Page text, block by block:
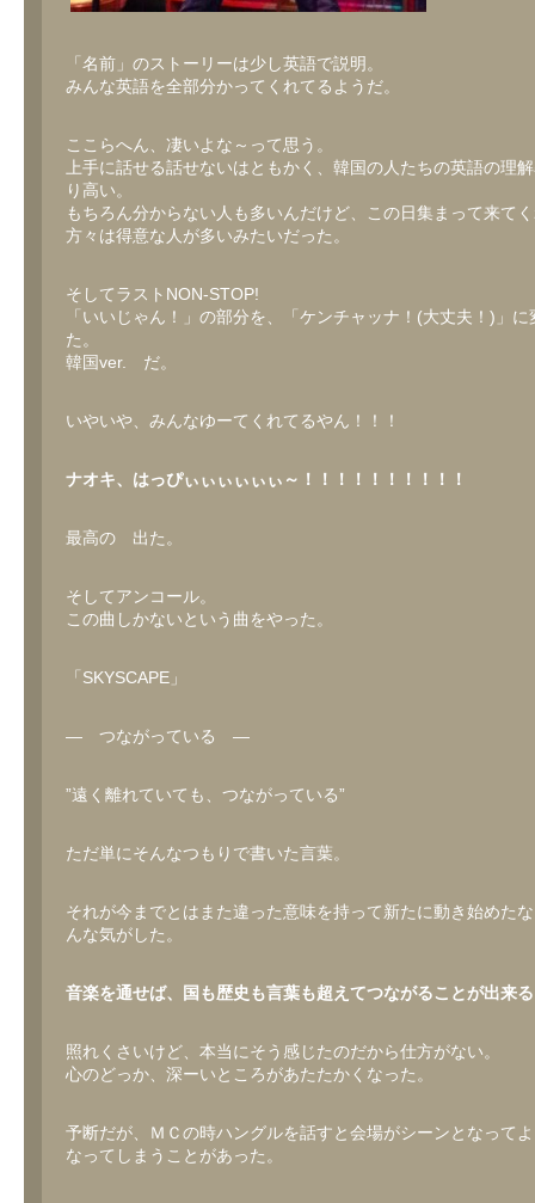
「名前」のストーリーは少し英語で説明。
みんな英語を全部分かってくれてるようだ。
ここらへん、凄いよな～って思う。
上手に話せる話せないはともかく、韓国の人たちの英語の理
り高い。
もちろん分からない人も多いんだけど、この日集まって来て
方々は得意な人が多いみたいだった。
そしてラストNON-STOP!
「いいじゃん！」の部分を、「ケンチャッナ！(大丈夫！)」に
た。
韓国ver. だ。
いやいや、みんなゆーてくれてるやん！！！
ナオキ、はっぴぃぃぃぃぃぃ～！！！！！！！！！！
最高の 出た。
そしてアンコール。
この曲しかないという曲をやった。
「SKYSCAPE」
― つながっている ―
”遠く離れていても、つながっている”
ただ単にそんなつもりで書いた言葉。
それが今までとはまた違った意味を持って新たに動き始めた
んな気がした。
音楽を通せば、国も歴史も言葉も超えてつながることが出来
照れくさいけど、本当にそう感じたのだから仕方がない。
心のどっか、深ーいところがあたたかくなった。
予断だが、ＭＣの時ハングルを話すと会場がシーンとなって
なってしまうことがあった。